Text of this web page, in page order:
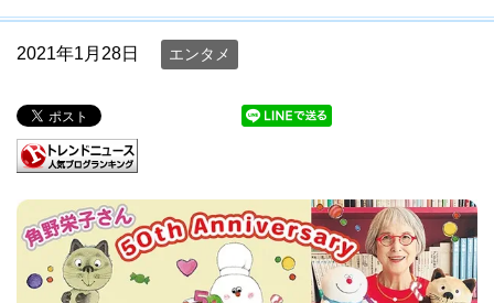
2021年1月28日 エンタメ